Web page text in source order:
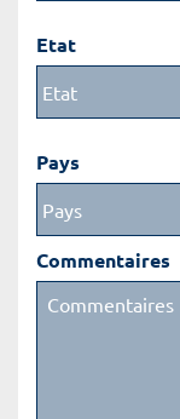
Etat
Pays
Commentaires